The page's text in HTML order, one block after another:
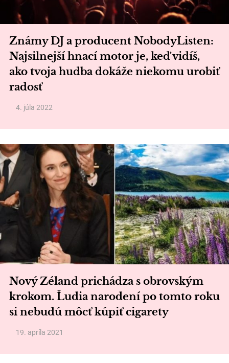
Známy DJ a producent NobodyListen:
Najsilnejší hnací motor je, keď vidíš,
ako tvoja hudba dokáže niekomu urobiť
radosť
4. júla 2022
Nový Zéland prichádza s obrovským
krokom. Ľudia narodení po tomto roku
si nebudú môcť kúpiť cigarety
19. apríla 2021